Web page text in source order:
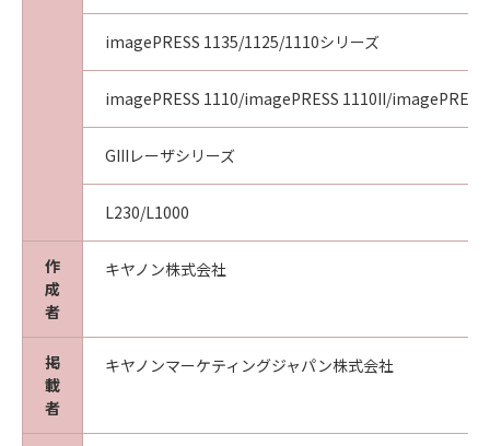
imagePRESS 1135/1125/1110シリーズ
imagePRESS 1110/imagePRESS 1110II/
GIIIレーザシリーズ
L230/L1000
作
成
者
キヤノン株式会社
掲
載
者
キヤノンマーケティングジャパン株式会社